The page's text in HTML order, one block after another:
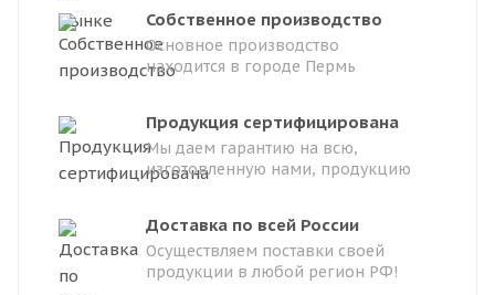
Собственное производство
Основное производство
находится в городе Пермь
Продукция сертифицирована
Мы даем гарантию на всю,
изготовленную нами, продукцию
Доставка по всей России
Осуществляем поставки своей
продукции в любой регион РФ!